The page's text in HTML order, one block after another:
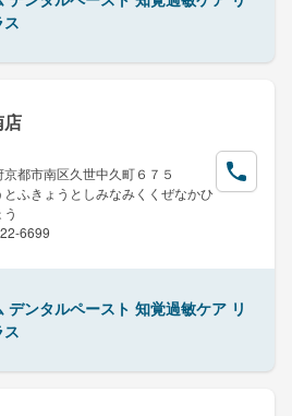
店
京都市南区久世中久町６７５
とふきょうとしみなみくくぜなかひ
6699
デンタルペースト 知覚過敏ケア リ